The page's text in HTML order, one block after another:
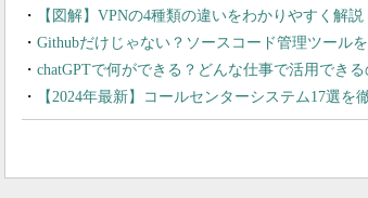
【図解】VPNの4種類の違いをわかりやすく解
Githubだけじゃない？ソースコード管理ツール
chatGPTで何ができる？どんな仕事で活用でき
【2024年最新】コールセンターシステム17選